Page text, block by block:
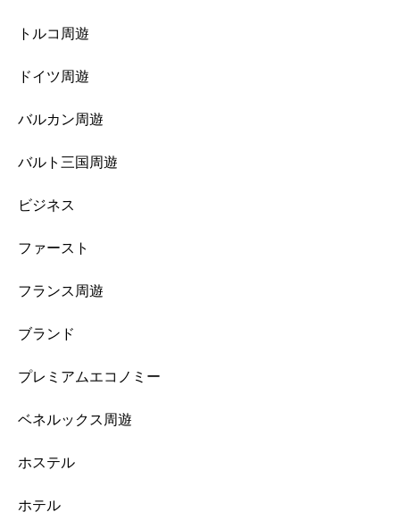
トルコ周遊
ドイツ周遊
バルカン周遊
バルト三国周遊
ビジネス
ファースト
フランス周遊
ブランド
プレミアムエコノミー
ベネルックス周遊
ホステル
ホテル